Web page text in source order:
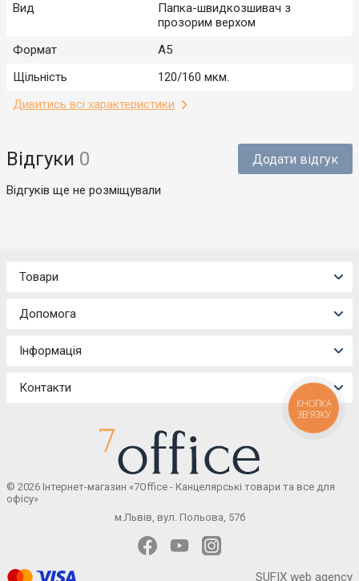
Вид
Папка-швидкозшивач з
прозорим верхом
Формат
А5
Щільність
120/160 мкм.
Дивитись всі характеристики
Відгуки 0 Додати відгук
Відгуків ще не розміщували
Товари
Допомога
Інформація
Контакти
© 2026 Інтернет-магазин «7Office - Канцелярські товари та все для
офісу»
м.Львів, вул. Польова, 57б
SUFIX web agency
КНОПКА
ЗВ'ЯЗКУ